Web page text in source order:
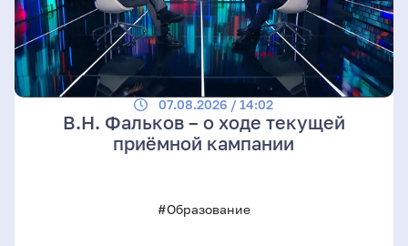
07.08.2026 / 14:02
В.Н. Фальков – о ходе текущей
приёмной кампании
#Образование